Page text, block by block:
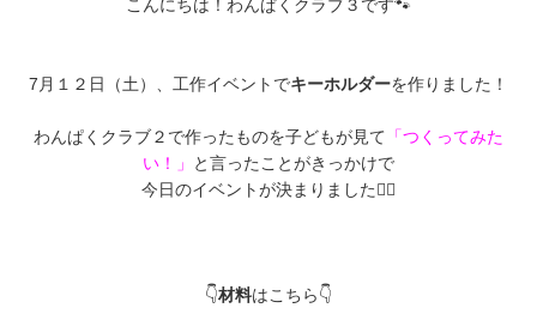
こんにちは！わんぱくクラブ３です🐾
7月１２日（土）、工作イベントでキーホルダーを作りました！
わんぱくクラブ２で作ったものを子どもが見て 「つくってみた
い！」
と言ったことがきっかけで
今日のイベントが決まりました🙆‍♀️
👇材料はこちら👇